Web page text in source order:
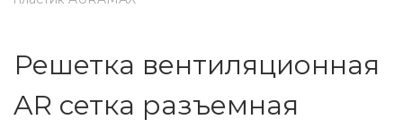
Решетка вентиляционная
AR сетка разъемная